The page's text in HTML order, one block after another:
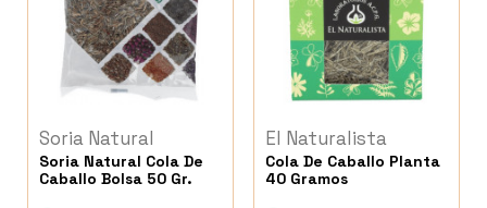
Soria Natural
Soria Natural Cola De
Caballo Bolsa 50 Gr.
El Naturalista
Cola De Caballo Planta
40 Gramos